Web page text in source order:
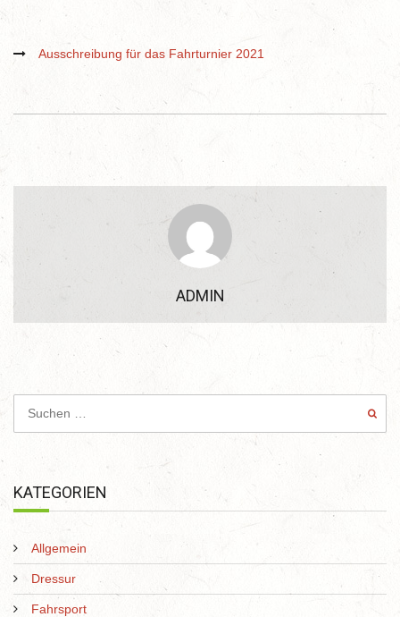
Ausschreibung für das Fahrturnier 2021
ADMIN
KATEGORIEN
Allgemein
Dressur
Fahrsport